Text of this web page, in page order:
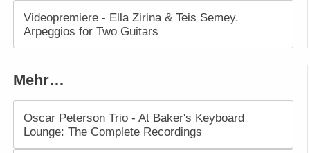
Videopremiere - Ella Zirina & Teis Semey.
Arpeggios for Two Guitars
Mehr…
Oscar Peterson Trio - At Baker's Keyboard
Lounge: The Complete Recordings